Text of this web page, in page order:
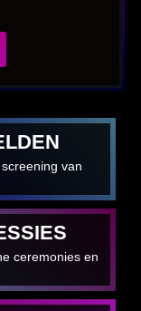
van
ceremonies en